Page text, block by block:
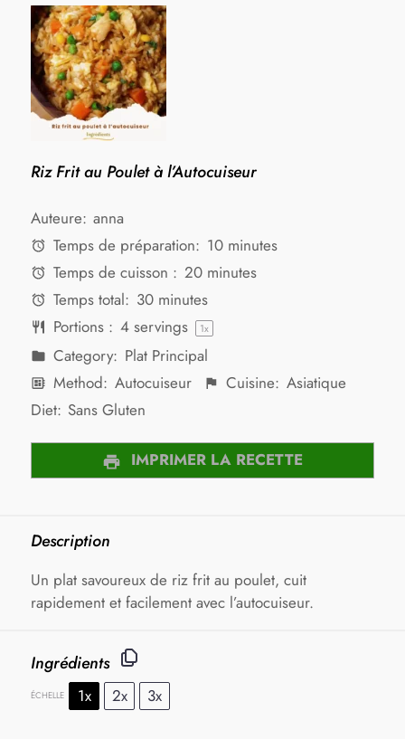
Riz Frit au Poulet à l’Autocuiseur
Auteure: anna
Temps de préparation: 10 minutes
Temps de cuisson : 20 minutes
Temps total: 30 minutes
Portions : 4servings 1x
Category: Plat Principal
Method: Autocuiseur Cuisine: Asiatique
Diet: Sans Gluten
IMPRIMER LA RECETTE
Description
Un plat savoureux de riz frit au poulet, cuit
rapidement et facilement avec l’autocuiseur.
Ingrédients
ÉCHELLE 1x 2x 3x